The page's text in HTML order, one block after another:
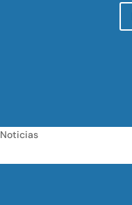
Noticias